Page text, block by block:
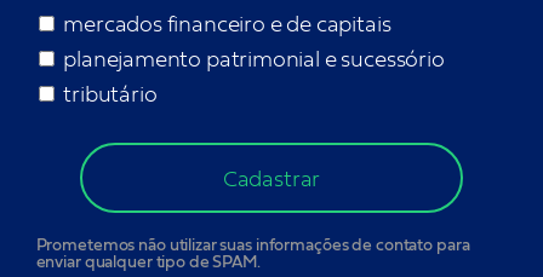
mercados financeiro e de capitais
planejamento patrimonial e sucessório
tributário
Cadastrar
Prometemos não utilizar suas informações de contato para
enviar qualquer tipo de SPAM.